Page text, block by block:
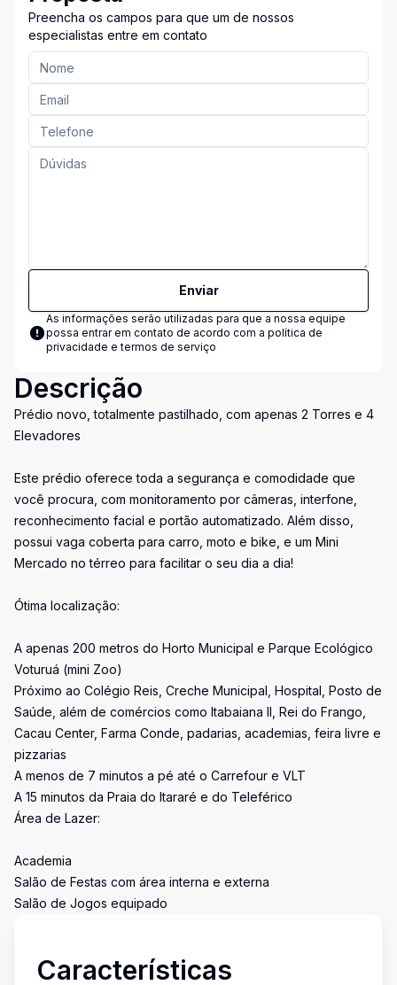
Preencha os campos para que um de nossos
especialistas entre em contato
Enviar
As informações serão utilizadas para que a nossa equipe
possa entrar em contato de acordo com a política de
privacidade e termos de serviço
Descrição
Prédio novo, totalmente pastilhado, com apenas 2 Torres e 4
Elevadores
Este prédio oferece toda a segurança e comodidade que
você procura, com monitoramento por câmeras, interfone,
reconhecimento facial e portão automatizado. Além disso,
possui vaga coberta para carro, moto e bike, e um Mini
Mercado no térreo para facilitar o seu dia a dia!
Ótima localização:
A apenas 200 metros do Horto Municipal e Parque Ecológico
Voturuá (mini Zoo)
Próximo ao Colégio Reis, Creche Municipal, Hospital, Posto de
Saúde, além de comércios como Itabaiana II, Rei do Frango,
Cacau Center, Farma Conde, padarias, academias, feira livre e
pizzarias
A menos de 7 minutos a pé até o Carrefour e VLT
A 15 minutos da Praia do Itararé e do Teleférico
Área de Lazer:
Academia
Salão de Festas com área interna e externa
Salão de Jogos equipado
Características